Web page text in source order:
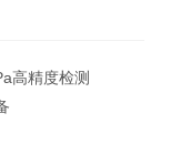
高精度检测